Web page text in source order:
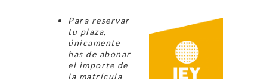
Para reservar
tu plaza,
únicamente
has de abonar
el importe de
la matrícula